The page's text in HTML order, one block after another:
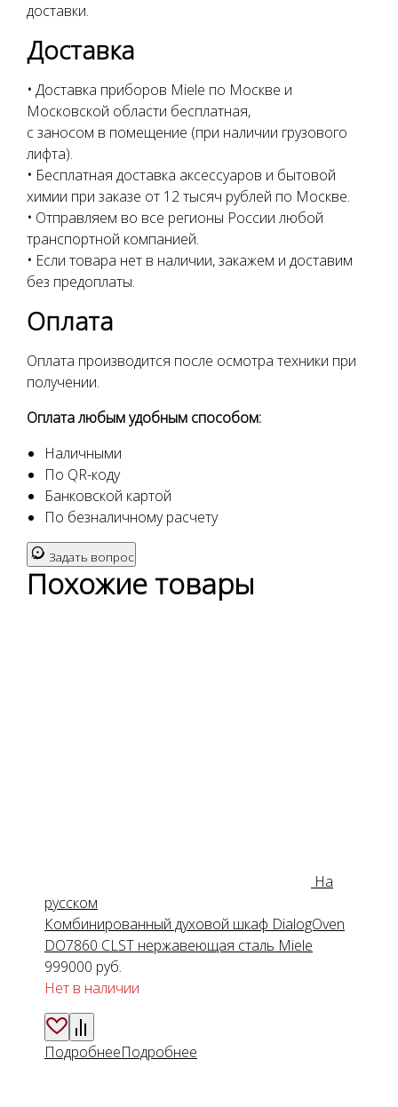
доставки.
Доставка
• Доставка приборов Miele по Москве и
Московской области бесплатная,
с заносом в помещение (при наличии грузового
лифта).
• Бесплатная доставка аксессуаров и бытовой
химии при заказе от 12 тысяч рублей по Москве.
• Отправляем во все регионы России любой
транспортной компанией.
• Если товара нет в наличии, закажем и доставим
без предоплаты.
Оплата
Оплата производится после осмотра техники при
получении.
Оплата любым удобным способом:
Наличными
По QR-коду
Банковской картой
По безналичному расчету
Задать вопрос
Похожие товары
На
русском
Комбинированный духовой шкаф DialogOven
DO7860 CLST нержавеющая сталь Miele
999000 руб.
Нет в наличии
ПодробнееПодробнее